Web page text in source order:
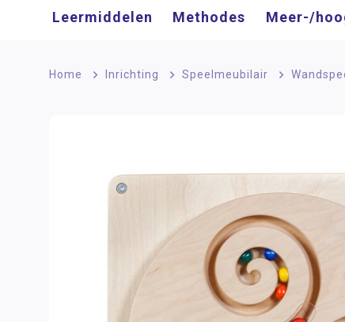
Leermiddelen Methodes Meer-/
Home > Inrichting > Speelmeubilair >